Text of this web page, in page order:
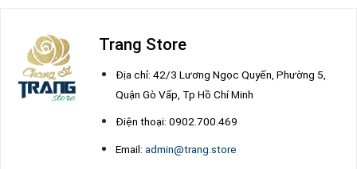
Trang Store
Địa chỉ: 42/3 Lương Ngọc Quyến, Phường 5,
Quận Gò Vấp, Tp Hồ Chí Minh
Điện thoại: 0902.700.469
Email:admin@trang.store